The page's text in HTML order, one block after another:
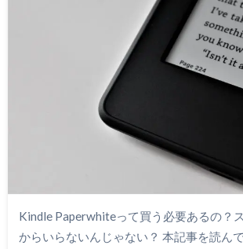
Kindle Paperwhiteって買う必要あるの？
からいらないんじゃない？ 本記事を読ん